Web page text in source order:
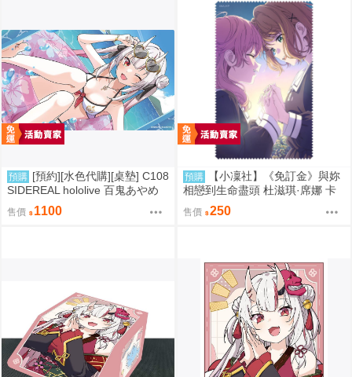
預購 [預約][水色代購][桌墊] C108
SIDEREAL hololive 百鬼あやめ
泳裝ver
售價 1100
預購
【小凜社】《免訂金》與妳
相戀到生命盡頭 杜滋琪·席娜 卡
嘉莉·美美 黎吉·星蘭 莫德·亞里
クリーナークロス 清潔布
售價 250